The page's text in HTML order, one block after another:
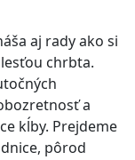
aj rady ako si
chrbta.
a
kĺby. Prejdeme
pôrod